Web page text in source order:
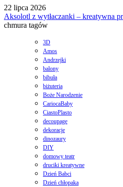
22 lipca 2026
Aksolotl z wytłaczanki – kreatywna
chmura tagów
3D
Amos
Andrzejki
balony
bibuła
biżuteria
Boże Narodzenie
CariocaBaby
CiastoPlasto
decoupage
dekoracje
dinozaury
DIY
domowy teatr
druciki kreatywne
Dzień Babci
Dzień chłopaka